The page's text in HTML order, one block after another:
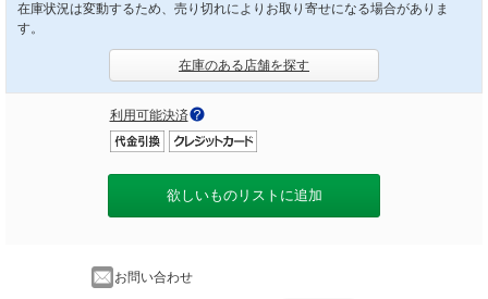
在庫状況は変動するため、売り切れによりお取り寄せになる場合がありま
す。
在庫のある店舗を探す
利用可能決済
欲しいものリストに追加
お問い合わせ